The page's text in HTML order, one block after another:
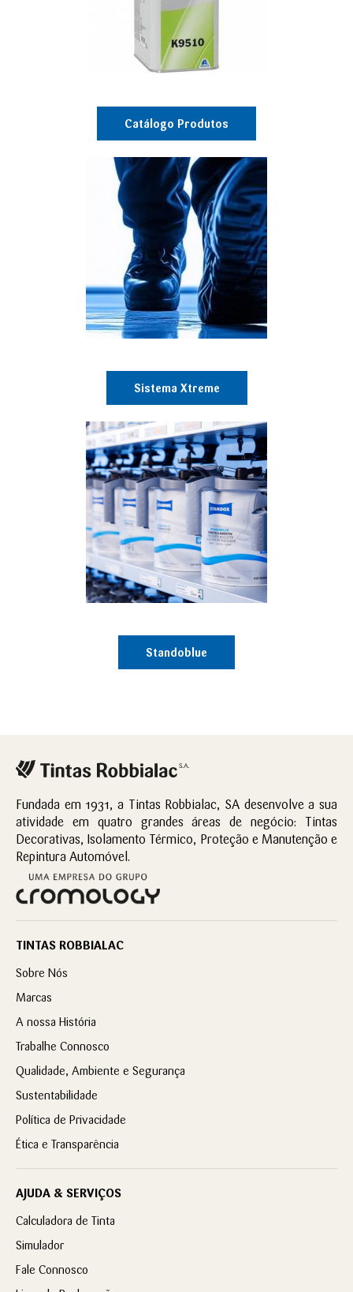
Catálogo Produtos
Sistema Xtreme
Standoblue
Fundada em 1931, a Tintas Robbialac, SA desenvolve a sua
atividade em quatro grandes áreas de negócio: Tintas
Decorativas, Isolamento Térmico, Proteção e Manutenção e
Repintura Automóvel.
TINTAS ROBBIALAC
Sobre Nós
Marcas
A nossa História
Trabalhe Connosco
Qualidade, Ambiente e Segurança
Sustentabilidade
Política de Privacidade
Ética e Transparência
AJUDA & SERVIÇOS
Calculadora de Tinta
Simulador
Fale Connosco